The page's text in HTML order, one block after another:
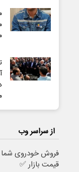
از سراسر وب
فروش خودروی شما
قیمت بازار ✅